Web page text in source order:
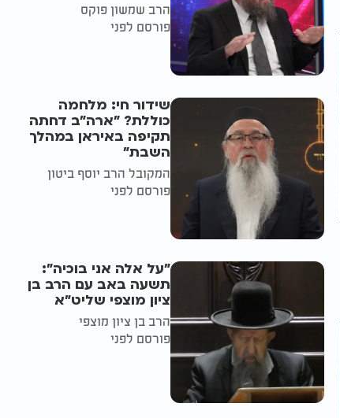
הרב שמשון פוקס
פורסם לפני
שידור חי: מלחמה
כוללת? ״ארה"ב דחתה
תקיפה באיראן במהלך
השבת״
המקובל הרב יוסף ביטון
פורסם לפני
"על אלה אני בוכיה":
תשעה באב עם הרב בן
ציון מוצפי שליט"א
הרב בן ציון מוצפי
פורסם לפני